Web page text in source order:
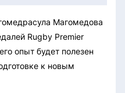
Магомедова
Rugby Premier
опыт будет полезен
к новым